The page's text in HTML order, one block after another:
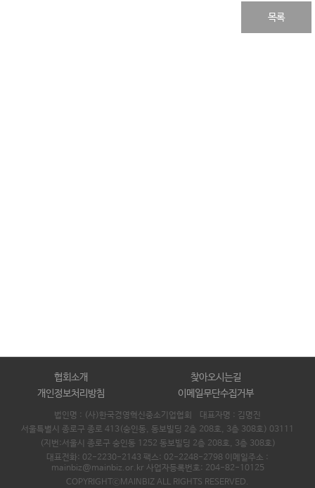
목록
협회소개
찾아오시는길
개인정보처리방침
이메일무단수집거부
법인명 : (사)한국경영혁신중소기업협회 대표자명 : 김명진
서울특별시 종로구 종로 413(숭인동, 동보빌딩 2층 208호, 3층 308호) 03111
(지번:서울시 종로구 숭인동 1252 동보빌딩 2층 208호, 3층 308호)
대표전화: 02-2230-2143 팩스: 02-2248-2798 이메일주소 :
mainbiz@mainbiz.or.kr 사업자등록번호: 204-82-10125
COPYRIGHTⓒMAINBIZ ALL RIGHTS RESERVED.